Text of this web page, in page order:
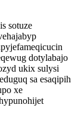
sotuze
dotylabajo
ukix sulysi
sa esaqipih
xe